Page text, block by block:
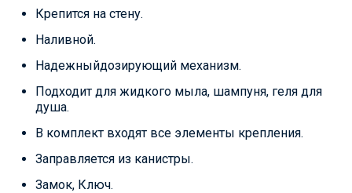
Крепится на стену.
Наливной.
Надежныйдозирующий механизм.
Подходит для жидкого мыла, шампуня, геля для
душа.
В комплект входят все элементы крепления.
Заправляется из канистры.
Замок, Ключ.